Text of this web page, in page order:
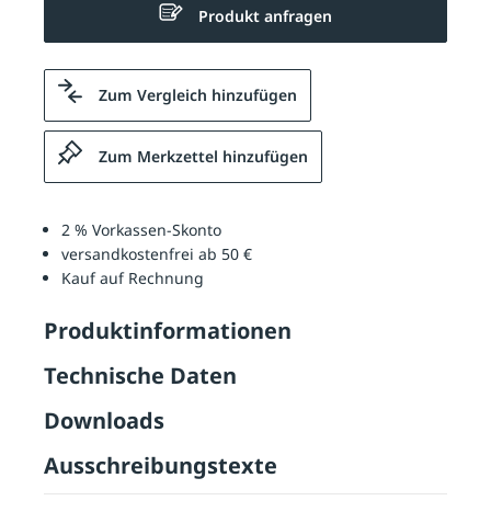
Produkt anfragen
Zum Vergleich hinzufügen
Zum Merkzettel hinzufügen
2 % Vorkassen-Skonto
versandkostenfrei ab 50 €
Kauf auf Rechnung
Produktinformationen
Technische Daten
Downloads
Ausschreibungstexte